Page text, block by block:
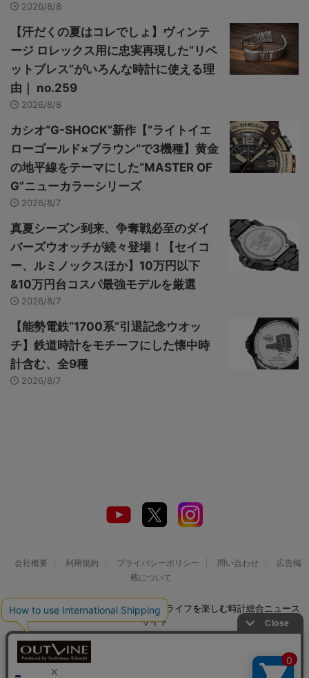
2026/8/8
【汗だくの夏はコレでしょ】ヴィンテ
ージ ロレックス用に忠実再現した“リベ
ットブレス”がいろんな時計に使える理
由｜ no.259
2026/8/8
カシオ“G-SHOCK”新作【“ライトイエ
ローゴールド×ブラウン”で3機種】黄金
の地平線をテーマにした“MASTER OF
G”ニューカラーシリーズ
2026/8/7
真夏シーズン到来、争奪戦必至のダイ
バーズウオッチが続々登場！【セイコ
ー、ルミノックスほか】10万円以下
&10万円台コスパ最強モデルを厳選
2026/8/7
【能勢電鉄“1700系”引退記念ウオッ
チ】鉄道時計をモチーフにした懐中時
計含む、全9種
2026/8/7
会社概要 利用規約 プライバシーポリシー 問い合わせ
広告掲
載について
© 2026 Watch LIFE NEWS｜ウオッチライフを楽しむ時計総合ニュース
サイト